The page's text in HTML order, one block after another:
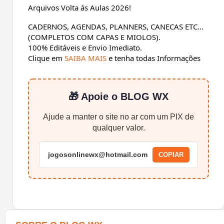
Arquivos Volta ás Aulas 2026!
CADERNOS, AGENDAS, PLANNERS, CANECAS ETC…
(COMPLETOS COM CAPAS E MIOLOS).
100% Editáveis e Envio Imediato.
Clique em SAIBA MAIS e tenha todas Informações
🎁 Apoie o BLOG WX
Ajude a manter o site no ar com um PIX de
qualquer valor.
jogosonlinewx@hotmail.com COPIAR